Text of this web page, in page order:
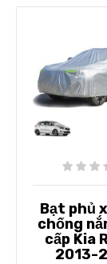
Bạt phủ
chống
cấp Kia
2013-